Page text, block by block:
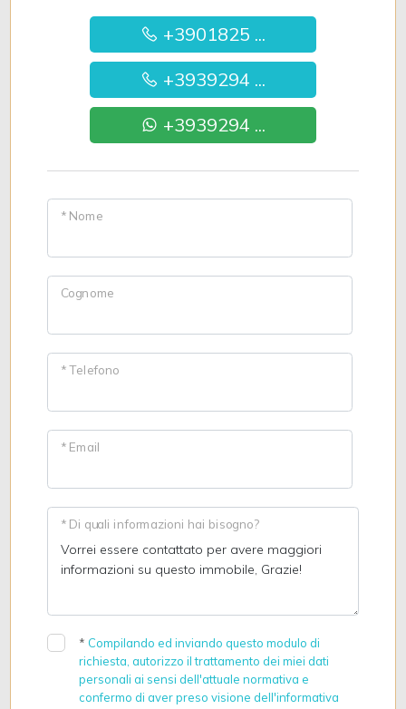
+3901825 ...
+3939294 ...
+3939294 ...
* Nome
Cognome
* Telefono
* Email
* Di quali informazioni hai bisogno?
* Compilando ed inviando questo modulo di
richiesta, autorizzo il trattamento dei miei dati
personali ai sensi dell'attuale normativa e
confermo di aver preso visione dell'informativa